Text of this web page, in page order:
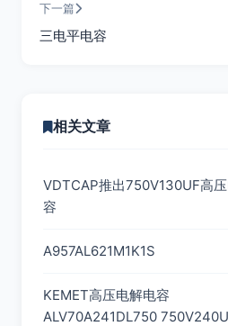
下一篇
三电平电容
相关文章
VDTCAP推出750V130UF高
容
A957AL621M1K1S
KEMET高压电解电容
ALV70A241DL750